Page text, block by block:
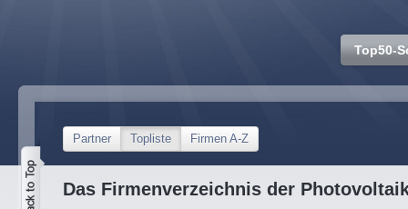
Top50-
Partner Topliste Firmen A-Z
Das Firmenverzeichnis der